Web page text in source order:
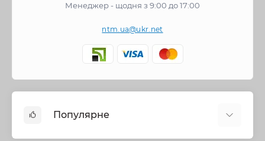
Менеджер - щодня з 9:00 до 17:00
ntm.ua@ukr.net
Популярне